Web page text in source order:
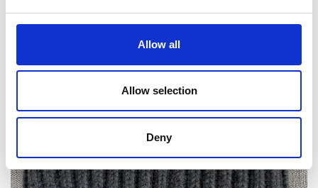
Allow all
Allow selection
Deny